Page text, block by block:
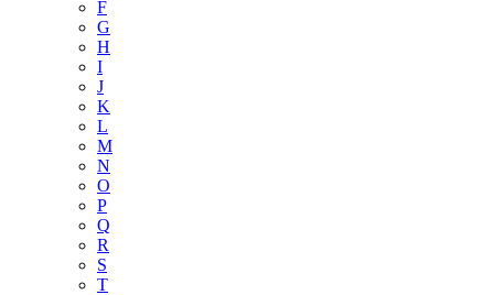
F
G
H
I
J
K
L
M
N
O
P
Q
R
S
T